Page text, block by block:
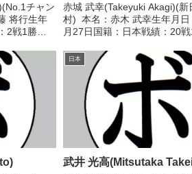
チャン
将行生年
2戦1勝
本 勇介(フ
赤城 武幸(Takeyuki Akagi)(新
村) 本名：赤木 武幸生年月日
月27日国籍：日本戦績：20
インターハイバンタム級優勝(
ア)1984年度全日本...
日本
武井 光高(Mitsutaka